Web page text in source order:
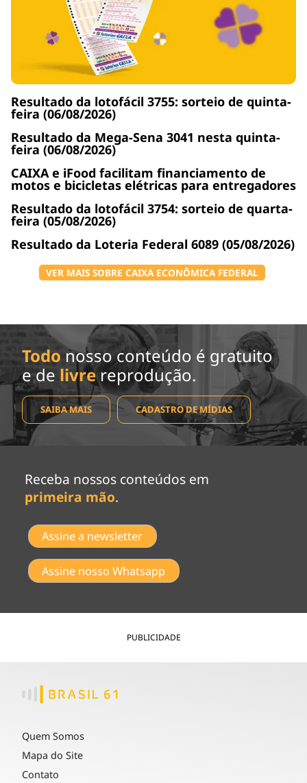
Resultado da lotofácil 3755: sorteio de quinta-
feira (06/08/2026)
Resultado da Mega-Sena 3041 nesta quinta-
feira (06/08/2026)
CAIXA e iFood facilitam financiamento de
motos e bicicletas elétricas para entregadores
Resultado da lotofácil 3754: sorteio de quarta-
feira (05/08/2026)
Resultado da Loteria Federal 6089 (05/08/2026)
VER MAIS SOBRE CAIXA ECONÔMICA FEDERAL
Todo nosso conteúdo é gratuito
e de livrereprodução.
SAIBA MAIS CADASTRO DE MÍDIAS
Receba nossos conteúdos em
primeira mão.
Assine a newsletter
Assine nosso Whatsapp
PUBLICIDADE
Quem Somos
Mapa do Site
Contato